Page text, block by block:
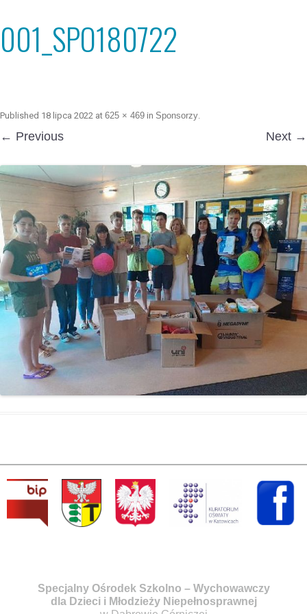
001_SPO180722
Published 18 lipca 2022 at 625 × 469 in Sponsorzy.
← Previous Next →
Specjalny Ośrodek Szkolno – Wychowawczy
dla Dzieci i Młodzieży Niepełnosprawnej